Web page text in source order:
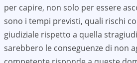
per capire, non solo per essere
sono i tempi previsti, quali rischi
giudiziale rispetto a quella
sarebbero le conseguenze di non